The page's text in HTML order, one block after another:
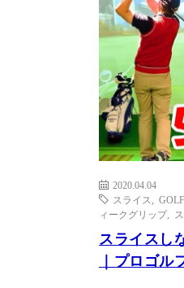
2020.04.04
スライス
ィークグリップ,
スライスし
｜プロゴル